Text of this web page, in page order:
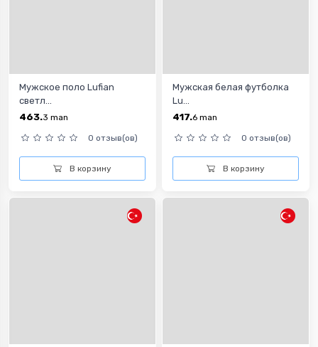
Мужское поло Lufian
светл...
463.3 man
0 отзыв(ов)
В корзину
Мужская белая футболка
Lu...
417.6 man
0 отзыв(ов)
В корзину